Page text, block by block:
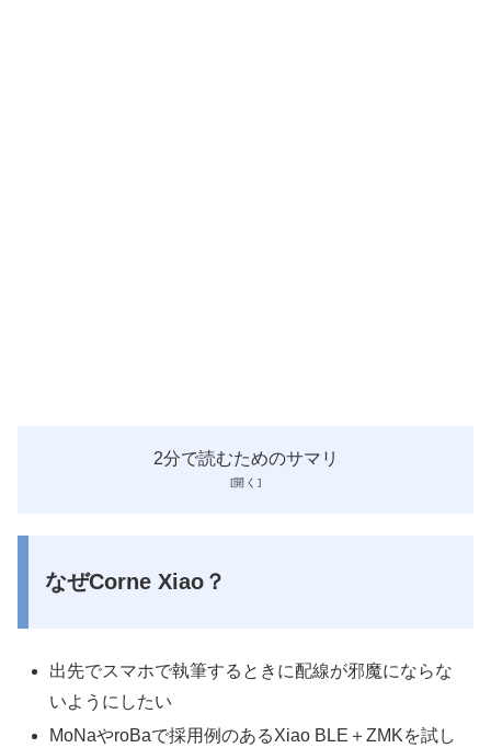
2分で読むためのサマリ
なぜCorne Xiao？
出先でスマホで執筆するときに配線が邪魔にならな
いようにしたい
MoNaやroBaで採用例のあるXiao BLE＋ZMKを試し